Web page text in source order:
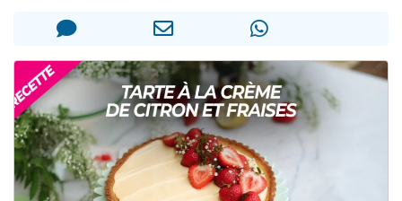
Il reste 49 places pour étudier en groupe sur Zoom
3 personnes viennent de faire un don pour Diane, 80 ans, dans un appartement insalubre
5 personnes viennent de faire un don pour Reloger Rivka, 6 enfants, victime de violences...